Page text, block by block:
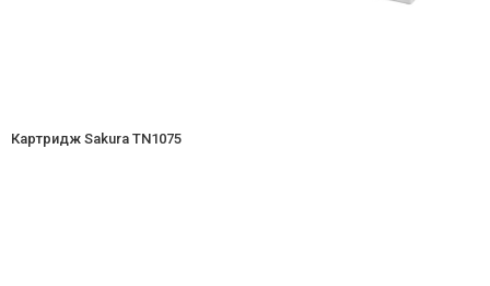
Картридж Sakura TN1075